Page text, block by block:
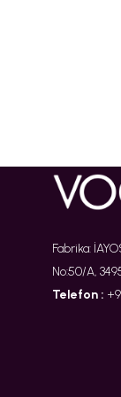
Fabrika:
No:50/A,
Telefon :